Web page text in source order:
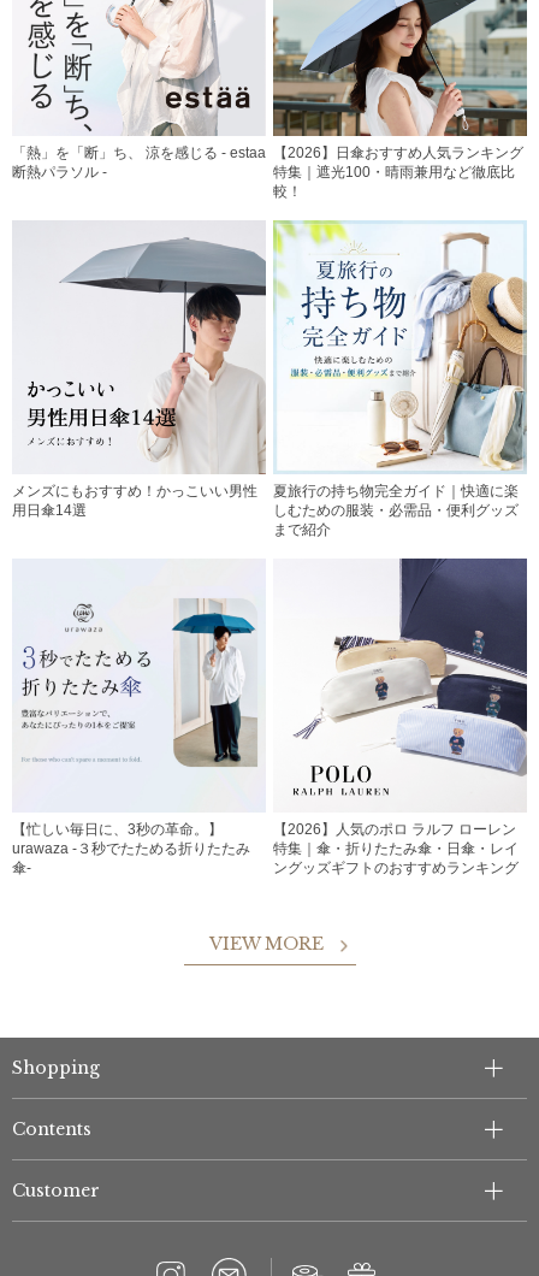
「熱」を「断」ち、 涼を感じる - estaa
断熱パラソル -
【2026】日傘おすすめ人気ランキング
特集｜遮光100・晴雨兼用など徹底比
較！
メンズにもおすすめ！かっこいい男性
用日傘14選
夏旅行の持ち物完全ガイド｜快適に楽
しむための服装・必需品・便利グッズ
まで紹介
【忙しい毎日に、3秒の革命。】
urawaza -３秒でたためる折りたたみ
傘-
【2026】人気のポロ ラルフ ローレン
特集｜傘・折りたたみ傘・日傘・レイ
ングッズギフトのおすすめランキング
VIEW MORE
Shopping
Contents
Customer